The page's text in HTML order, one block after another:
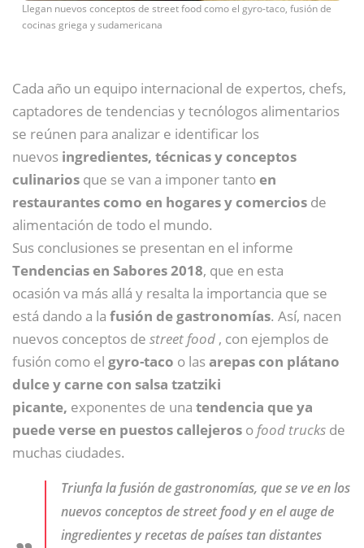
Llegan nuevos conceptos de street food como el gyro-taco, fusión de
cocinas griega y sudamericana
Cada año un equipo internacional de expertos, chefs,
captadores de tendencias y tecnólogos alimentarios
se reúnen para analizar e identificar los
nuevos ingredientes, técnicas y conceptos
culinarios que se van a imponer tantoen
restaurantes como en hogares y comercios de
alimentación de todo el mundo.
Sus conclusiones se presentan en el informe
Tendencias en Sabores 2018, que en esta
ocasión va más allá y resalta la importancia que se
está dando a la fusión de gastronomías. Así, nacen
nuevos conceptos de street food , con ejemplos de
fusión como el gyro-taco o lasarepas con plátano
dulce y carne con salsa tzatziki
picante, exponentes de una tendencia que ya
puede verse en puestos callejeros o food trucks de
muchas ciudades.
Triunfa la fusión de gastronomías, que se ve en los
nuevos conceptos de street food y en el auge de
ingredientes y recetas de países tan distantes